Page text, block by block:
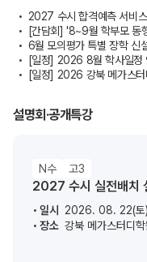
2027 수시 합격예측 서비
[간담회] '8~9월 학부모 동
6월 모의평가 특별 장학 신
[일정] 2026 8월 학사일정
[일정] 2026 강북 메가스터
설명회·공개특강
N수 고3
2027 수시 실전배치
일시 2026. 08. 22(토
장소 강북 메가스터디